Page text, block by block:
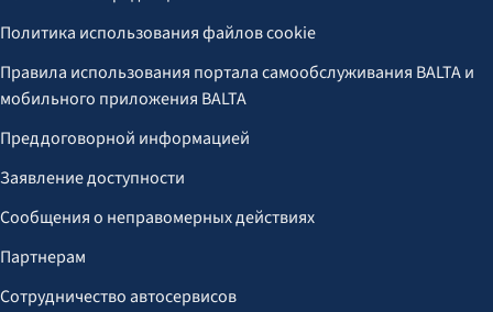
Политика использования файлов cookie
Правила использования портала самообслуживания BALTA и
мобильного приложения BALTA
Преддоговорной информацией
Заявление доступности
Сообщения о неправомерных действиях
Партнерам
Сотрудничество автосервисов